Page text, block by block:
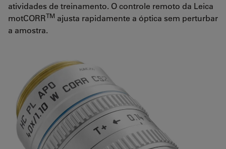
atividades de treinamento. O controle remoto da Leica
motCORRTM ajusta rapidamente a óptica sem perturbar
a amostra.